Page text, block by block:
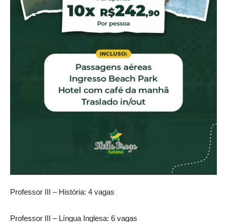
Professor III – História: 4 vagas
Professor III – Língua Inglesa: 6 vagas